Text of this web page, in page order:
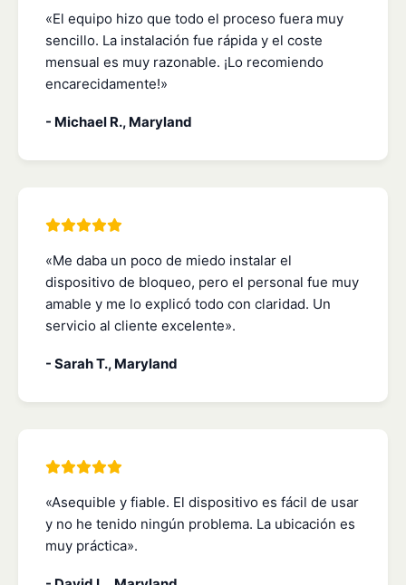
«El equipo hizo que todo el proceso fuera muy
sencillo. La instalación fue rápida y el coste
mensual es muy razonable. ¡Lo recomiendo
encarecidamente!»
- Michael R., Maryland
«Me daba un poco de miedo instalar el
dispositivo de bloqueo, pero el personal fue muy
amable y me lo explicó todo con claridad. Un
servicio al cliente excelente».
- Sarah T., Maryland
«Asequible y fiable. El dispositivo es fácil de usar
y no he tenido ningún problema. La ubicación es
muy práctica».